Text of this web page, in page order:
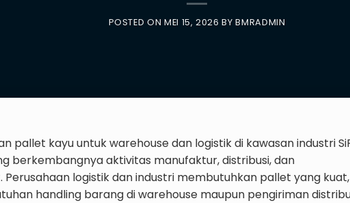
POSTED ON MEI 15, 2026 BYBMRADMIN
pallet kayu untuk warehouse dan logistik di kawasan industri
berkembangnya aktivitas manufaktur, distribusi, dan
logistik dan industri membutuhkan pallet yang kuat,
handling barang di warehouse maupun pengiriman